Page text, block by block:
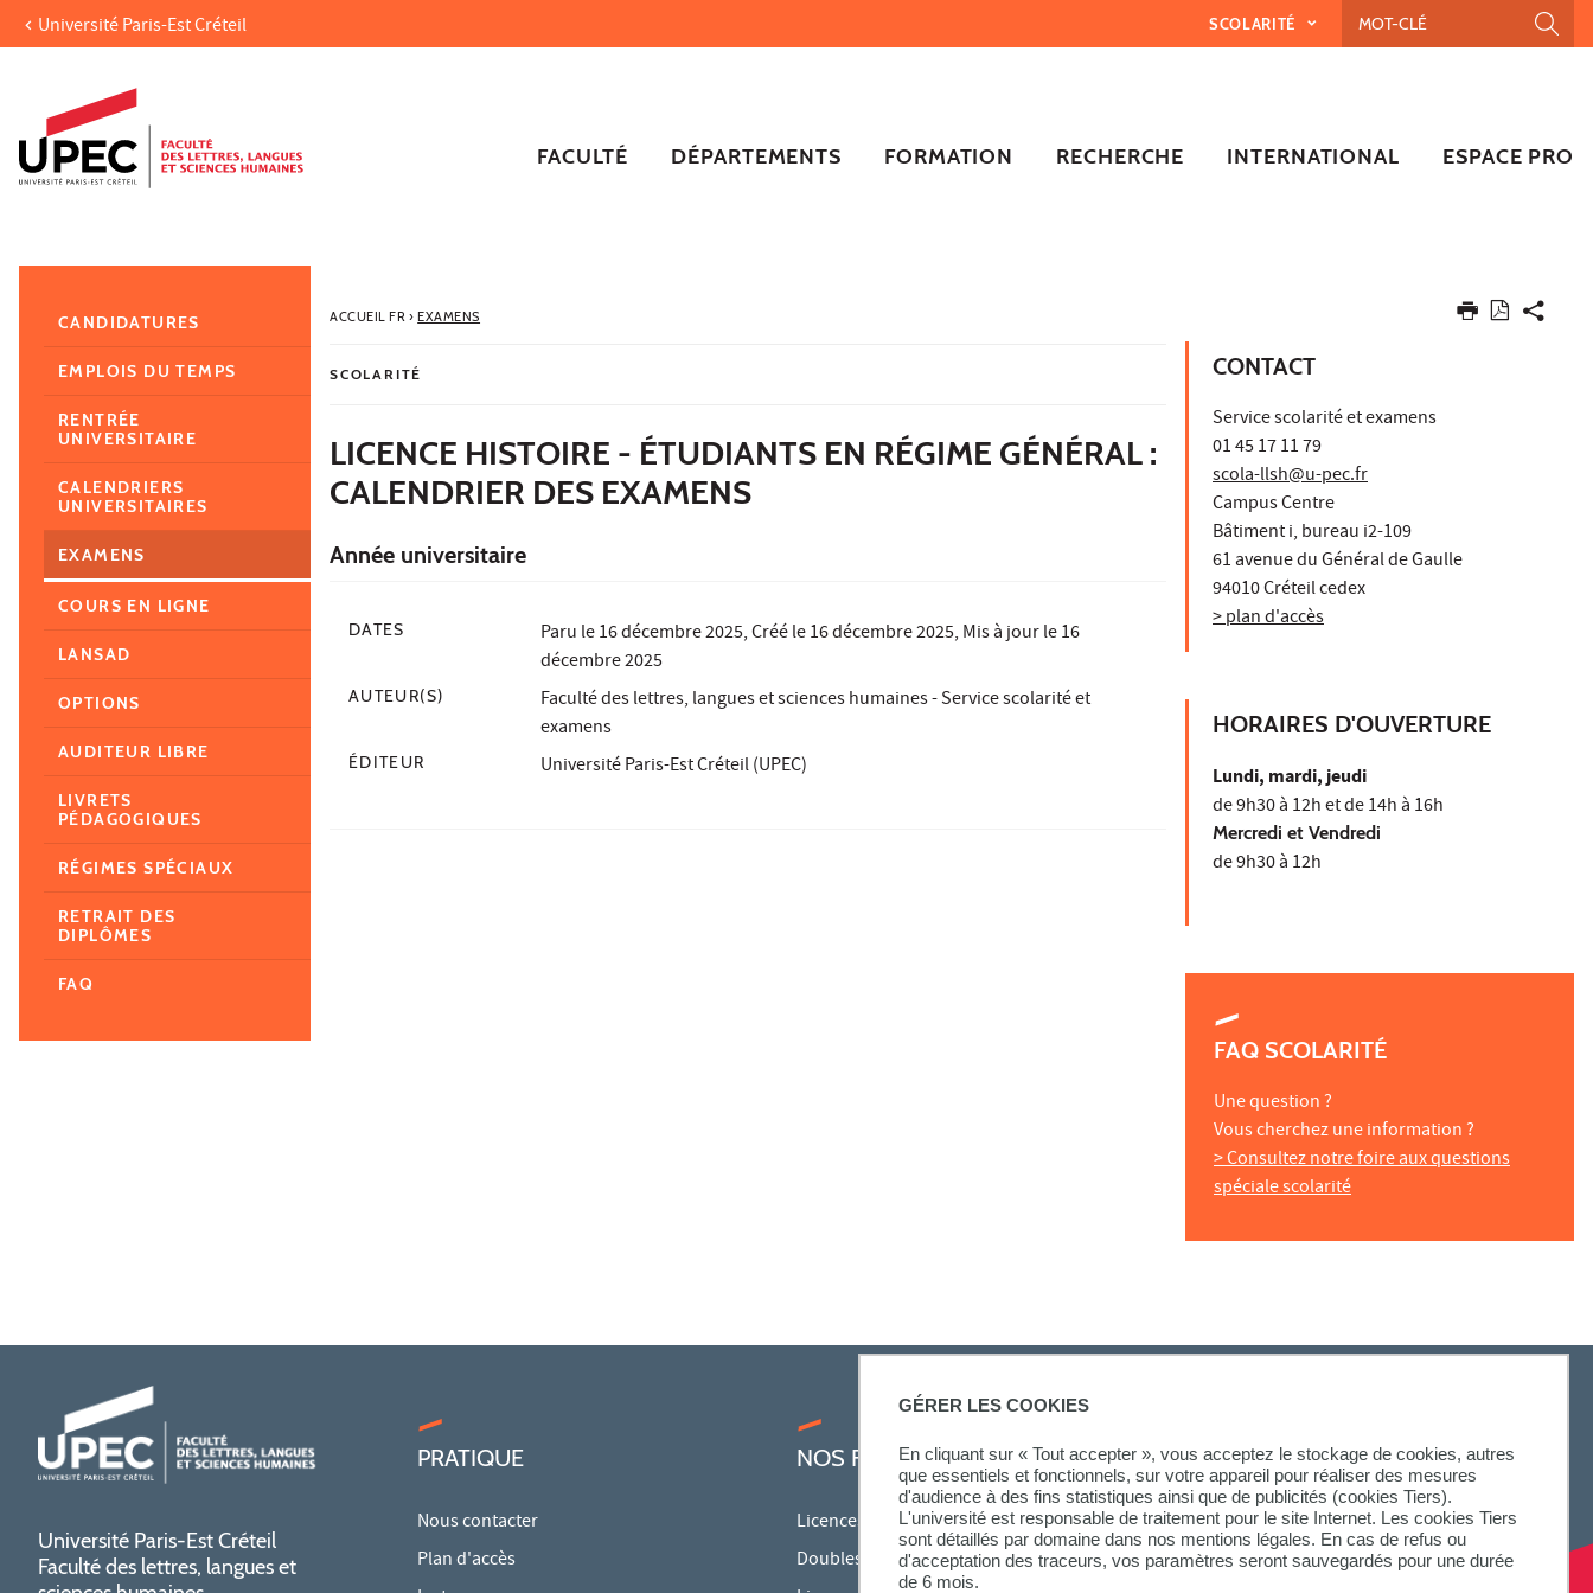
GÉRER LES COOKIES
En cliquant sur « Tout accepter », vous acceptez le stockage de cookies, autres
que essentiels et fonctionnels, sur votre appareil pour réaliser des mesures
d'audience à des fins statistiques ainsi que de publicités (cookies Tiers).
L'université est responsable de traitement pour le site Internet. Les cookies Tiers
sont détaillés par domaine dans nos mentions légales. En cas de refus ou
d'acceptation des traceurs, vos paramètres seront sauvegardés pour une durée
de 6 mois.
Aller au contenu
Accès directs
Recherche
Navigation secondaire
Université Paris-Est Créteil SCOLARITÉ
FACULTÉ DÉPARTEMENTS FORMATION RECHERCHE INTERNATIONAL ESPACE PRO
ACCUEIL FR› EXAMENS
SCOLARITÉ
LICENCE HISTOIRE - ÉTUDIANTS EN RÉGIME GÉNÉRAL :
CALENDRIER DES EXAMENS
Année universitaire
DATES Paru le16 décembre 2025, Créé le16 décembre 2025, Mis à jour le16
décembre 2025
AUTEUR(S)
Faculté des lettres, langues et sciences humaines - Service scolarité et
examens
ÉDITEUR Université Paris-Est Créteil (UPEC)
CONTACT
Service scolarité et examens
01 45 17 11 79
scola-llsh@u-pec.fr
Campus Centre
Bâtiment i, bureau i2-109
61 avenue du Général de Gaulle
94010 Créteil cedex
> plan d'accès
HORAIRES D'OUVERTURE
Lundi, mardi, jeudi
de 9h30 à 12h et de 14h à 16h
Mercredi et Vendredi
de 9h30 à 12h
FAQ SCOLARITÉ
Une question ?
Vous cherchez une information ?
> Consultez notre foire aux questions
spéciale scolarité
CANDIDATURES
EMPLOIS DU TEMPS
RENTRÉE
UNIVERSITAIRE
CALENDRIERS
UNIVERSITAIRES
EXAMENS
COURS EN LIGNE
LANSAD
OPTIONS
AUDITEUR LIBRE
LIVRETS
PÉDAGOGIQUES
RÉGIMES SPÉCIAUX
RETRAIT DES
DIPLÔMES
FAQ
Université Paris-Est Créteil
Faculté des lettres, langues et
PRATIQUE
Nous contacter
Plan d'accès
NOS FORMATIONS
Licences
Doubles licences